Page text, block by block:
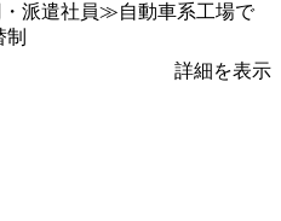
派遣社員≫自動車系工場で
詳細を表示